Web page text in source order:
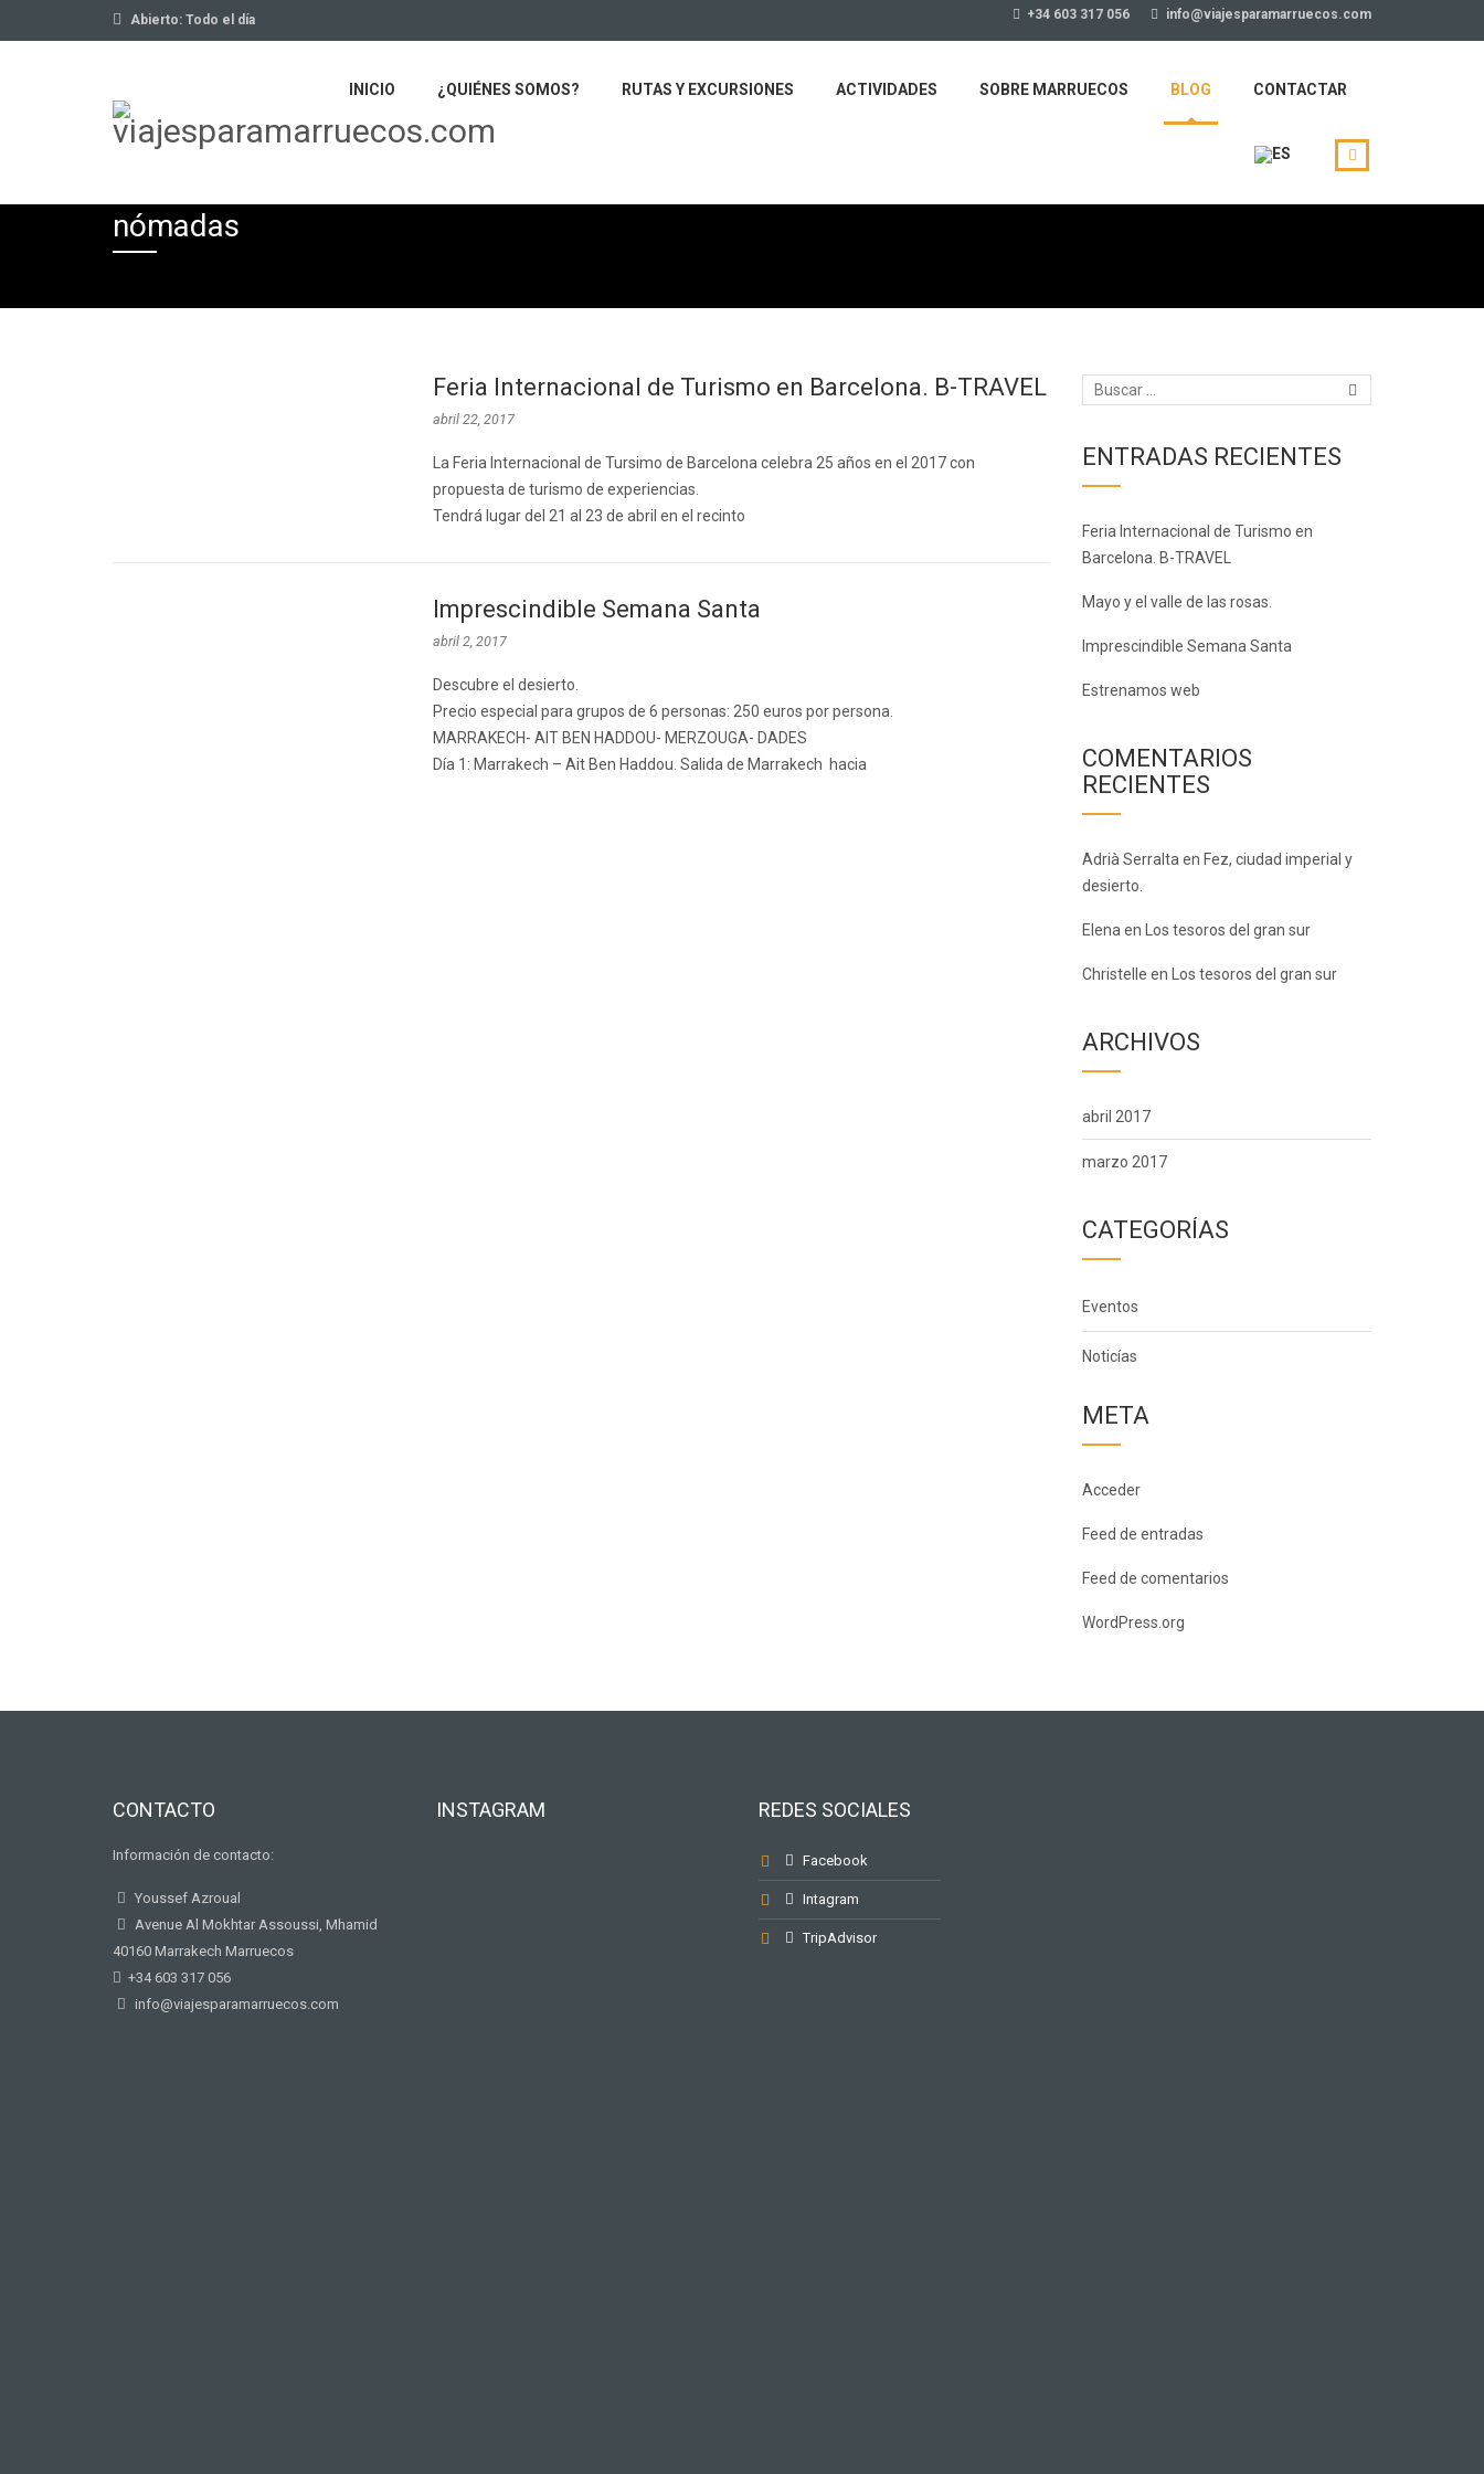
Abierto: Todo el día +34 603 317 056 info@viajesparamarruecos.com
INICIO ¿QUIÉNES SOMOS? RUTAS Y EXCURSIONES ACTIVIDADES SOBRE MARRUECOS BLOG CONTACTAR
nómadas
Feria Internacional de Turismo en Barcelona. B-TRAVEL
abril 22, 2017
La Feria Internacional de Tursimo de Barcelona celebra 25 años en el 2017 con
propuesta de turismo de experiencias.
Tendrá lugar del 21 al 23 de abril en el recinto
Imprescindible Semana Santa
abril 2, 2017
Descubre el desierto.
Precio especial para grupos de 6 personas: 250 euros por persona.
MARRAKECH- AIT BEN HADDOU- MERZOUGA- DADES
Día 1: Marrakech – Ait Ben Haddou. Salida de Marrakech hacia
ENTRADAS RECIENTES
Feria Internacional de Turismo en
Barcelona. B-TRAVEL
Mayo y el valle de las rosas.
Imprescindible Semana Santa
Estrenamos web
COMENTARIOS
RECIENTES
Adrià Serralta en Fez, ciudad imperial y
desierto.
Elena en Los tesoros del gran sur
Christelle en Los tesoros del gran sur
ARCHIVOS
abril 2017
marzo 2017
CATEGORÍAS
Eventos
Noticías
META
Acceder
Feed de entradas
Feed de comentarios
WordPress.org
CONTACTO
Información de contacto:
Youssef Azroual
Avenue Al Mokhtar Assoussi, Mhamid
40160 Marrakech Marruecos
+34 603 317 056
info@viajesparamarruecos.com
INSTAGRAM REDES SOCIALES
Facebook
Intagram
TripAdvisor